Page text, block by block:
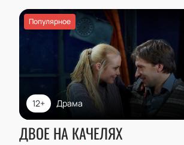
Популярное
Драма
12+
ДВОЕ НА КАЧЕЛЯХ